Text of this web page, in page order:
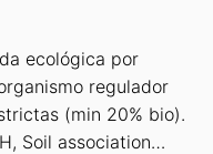
ecológica por
regulador
(min 20% bio).
Soil association…